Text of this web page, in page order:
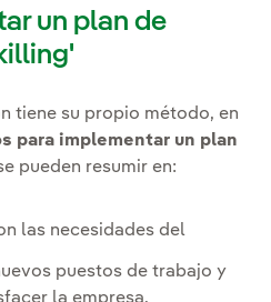
un plan de
tiene su propio método, en
para implementar un plan
pueden resumir en:
las necesidades del
puestos de trabajo y